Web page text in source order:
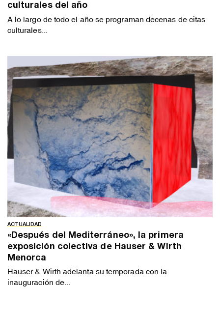
culturales del año
A lo largo de todo el año se programan decenas de citas
culturales...
ACTUALIDAD
«Después del Mediterráneo», la primera
exposición colectiva de Hauser & Wirth
Menorca
Hauser & Wirth adelanta su temporada con la
inauguración de...